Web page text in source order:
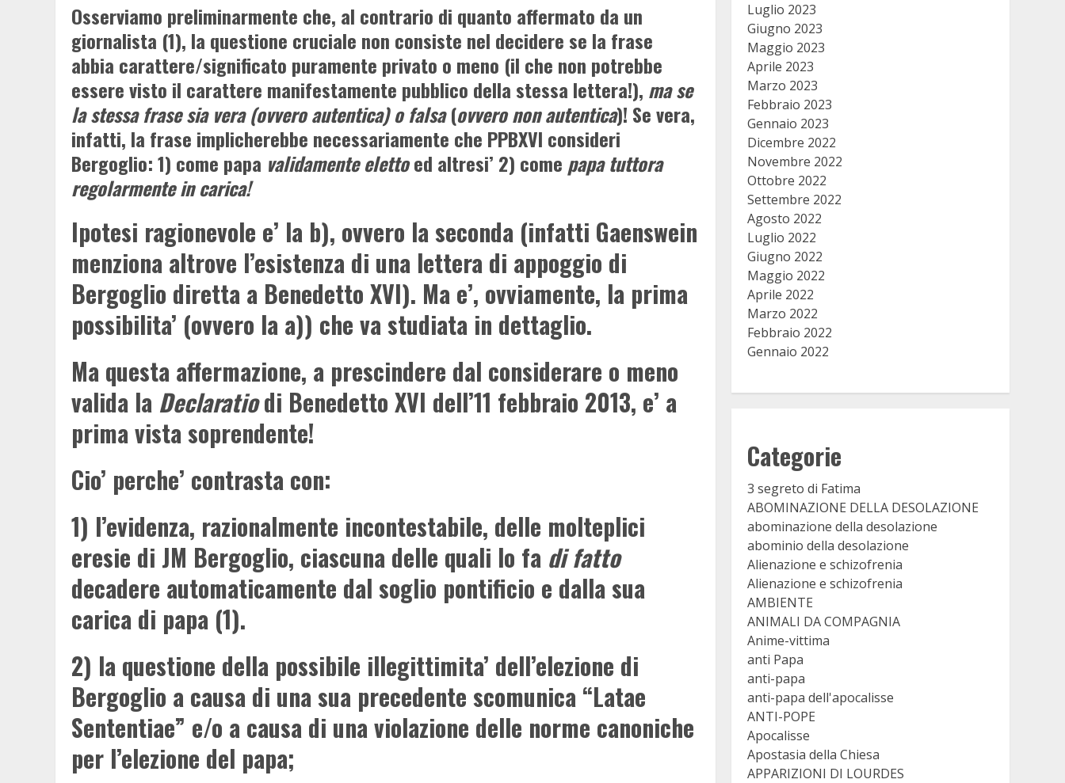
Osserviamo preliminarmente che, al contrario di quanto affermato da un
giornalista (1), la questione cruciale non consiste nel decidere se la frase
abbia carattere/significato puramente privato o meno (il che non potrebbe
essere visto il carattere manifestamente pubblico della stessa lettera!), ma se
la stessa frase sia vera (ovvero autentica) o falsa(ovvero non autentica)! Se vera,
infatti, la frase implicherebbe necessariamente che PPBXVI consideri
Bergoglio: 1) come papa validamente elettoed altresi’ 2) come papa tuttora
regolarmente in carica!
Ipotesi ragionevole e’ la b), ovvero la seconda (infatti Gaenswein
menziona altrove l’esistenza di una lettera di appoggio di
Bergoglio diretta a Benedetto XVI). Ma e’, ovviamente, la prima
possibilita’ (ovvero la a)) che va studiata in dettaglio.
Ma questa affermazione, a prescindere dal considerare o meno
valida la Declaratiodi Benedetto XVI dell’11 febbraio 2013, e’ a
prima vista soprendente!
Cio’ perche’ contrasta con:
1) l’evidenza, razionalmente incontestabile, delle molteplici
eresie di JM Bergoglio, ciascuna delle quali lo fa di fatto
decadere automaticamente dal soglio pontificio e dalla sua
carica di papa (1).
2) la questione della possibile illegittimita’ dell’elezione di
Bergoglio a causa di una sua precedente scomunica “Latae
Sententiae” e/o a causa di una violazione delle norme canoniche
per l’elezione del papa;
Luglio 2023
Giugno 2023
Maggio 2023
Aprile 2023
Marzo 2023
Febbraio 2023
Gennaio 2023
Dicembre 2022
Novembre 2022
Ottobre 2022
Settembre 2022
Agosto 2022
Luglio 2022
Giugno 2022
Maggio 2022
Aprile 2022
Marzo 2022
Febbraio 2022
Gennaio 2022
Categorie
3 segreto di Fatima
ABOMINAZIONE DELLA DESOLAZIONE
abominazione della desolazione
abominio della desolazione
Alienazione e schizofrenia
Alienazione e schizofrenia
AMBIENTE
ANIMALI DA COMPAGNIA
Anime-vittima
anti Papa
anti-papa
anti-papa dell'apocalisse
ANTI-POPE
Apocalisse
Apostasia della Chiesa
APPARIZIONI DI LOURDES